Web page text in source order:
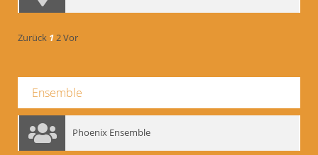
Zurück 12Vor
Ensemble
Phoenix Ensemble